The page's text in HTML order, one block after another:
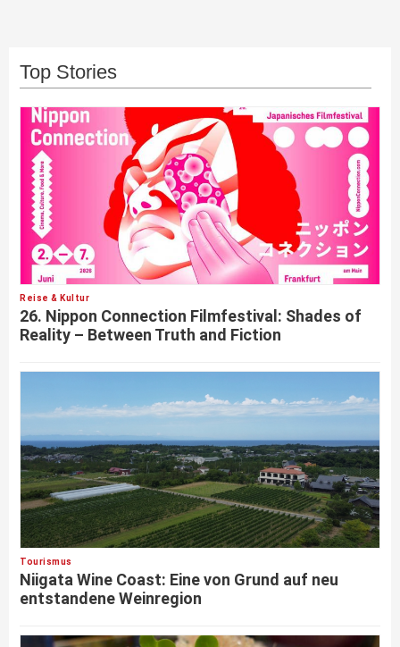
Top Stories
Reise & Kultur
26. Nippon Connection Filmfestival: Shades of
Reality – Between Truth and Fiction
Tourismus
Niigata Wine Coast: Eine von Grund auf neu
entstandene Weinregion